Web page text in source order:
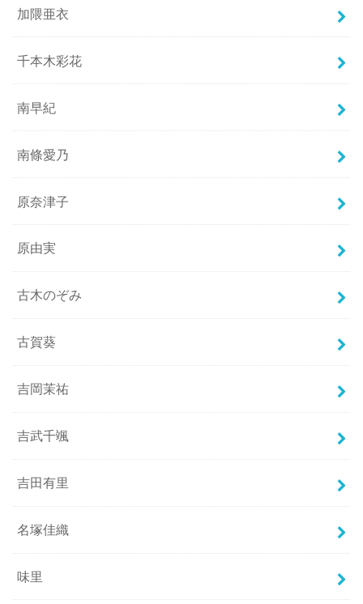
加隈亜衣
千本木彩花
南早紀
南條愛乃
原奈津子
原由実
古木のぞみ
古賀葵
吉岡茉祐
吉武千颯
吉田有里
名塚佳織
味里